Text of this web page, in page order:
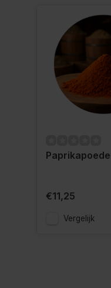
€11,25
Vergelijk